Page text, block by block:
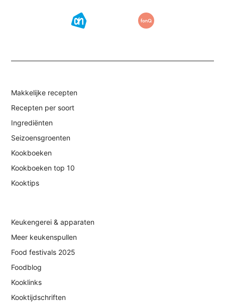
Makkelijke recepten
Recepten per soort
Ingrediënten
Seizoensgroenten
Kookboeken
Kookboeken top 10
Kooktips
Keukengerei & apparaten
Meer keukenspullen
Food festivals 2025
Foodblog
Kooklinks
Kooktijdschriften